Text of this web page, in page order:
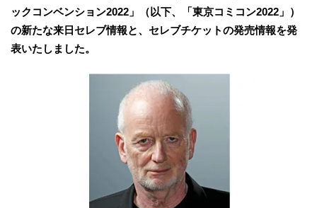
ックコンベンション2022」（以下、「東京コミコン2022」）
の新たな来日セレブ情報と、セレブチケットの発売情報を発
表いたしました。